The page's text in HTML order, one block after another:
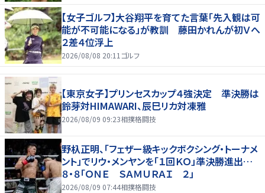
【女子ゴルフ】大谷翔平を育てた言葉「先入観は可
能が不可能になる」が教訓 藤田かれんが初Ｖへ
２差４位浮上
2026/08/08 20:11 ゴルフ
【東京女子】プリンセスカップ４強決定 準決勝は
鈴芽対HIMAWARI、辰巳リカ対凍雅
2026/08/09 09:23相撲格闘技
野杁正明、「フェザー級キックボクシング・トーナメ
ント」でリウ・メンヤンを「１回ＫＯ」準決勝進出…
８・８「ＯＮＥ ＳＡＭＵＲＡＩ ２」
2026/08/09 07:44相撲格闘技